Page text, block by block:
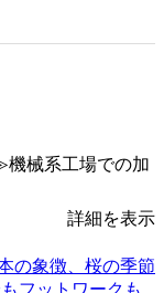
械系工場での加
詳細を表示